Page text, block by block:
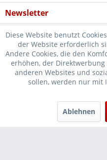
Newsletter
* Verkauf nur an Unternehmer,
öffentliche Institutionen,
nicht
Diese Website benutzt
der Website erforderlich
Andere Cookies, die den
erhöhen, der
anderen Websites und
sollen, werden nur mit
Ablehnen